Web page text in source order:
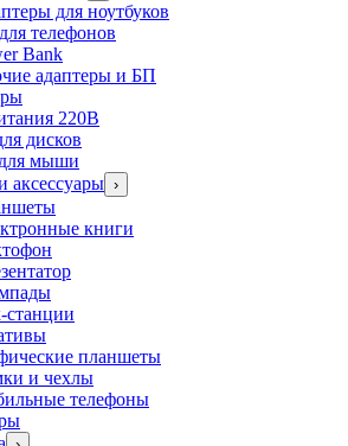
для ноутбуков
телефонов
Bank
адаптеры и БП
220В
дисков
мыши
аксессуары ›
книги
станции
планшеты
и чехлы
телефоны